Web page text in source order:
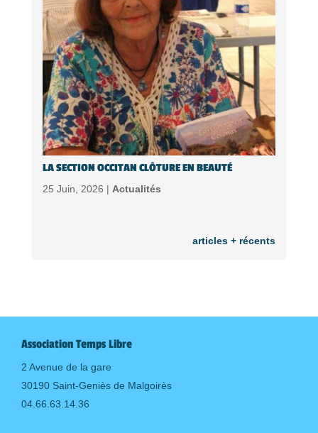
LA SECTION OCCITAN CLÔTURE EN BEAUTÉ
25 Juin, 2026 | Actualités
articles + récents
Association Temps Libre
2 Avenue de la gare
30190 Saint-Geniès de Malgoirès
04.66.63.14.36